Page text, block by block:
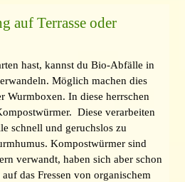
auf Terrasse oder
hast, kannst du Bio-Abfälle in
Möglich machen dies
Wurmboxen. In diese herrschen
Diese verarbeiten
schnell und geruchslos zu
Kompostwürmer sind
verwandt, haben sich aber schon
das Fressen von organischem